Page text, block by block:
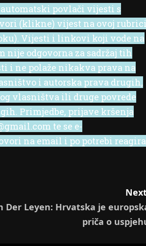
povlači vijesti s
(klikne) vijest na ovoj rubrici
Vijesti i linkovi koji vode na
nije odgovorna za sadržaj tih
i ne polaže nikakva prava na
i autorska prava drugih,
vlasništva ili druge povrede
Primjedbe, prijave kršenja
te se e-
na email i po potrebi
Der Leyen: Hrvatska je
priča o